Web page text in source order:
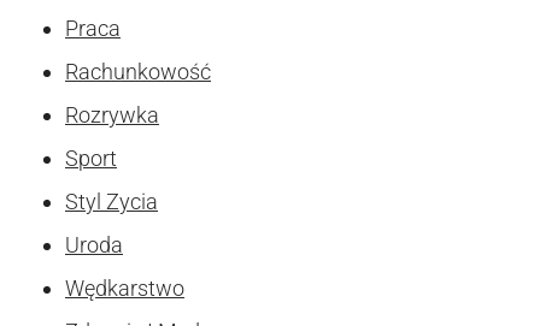
Praca
Rachunkowość
Rozrywka
Sport
Styl Zycia
Uroda
Wędkarstwo